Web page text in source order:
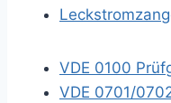
VDE 0100
VDE 0701/